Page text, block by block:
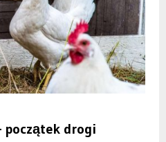
początek drogi